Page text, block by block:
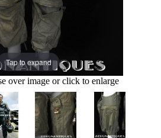
Tap to expand
over image or click to enlarge